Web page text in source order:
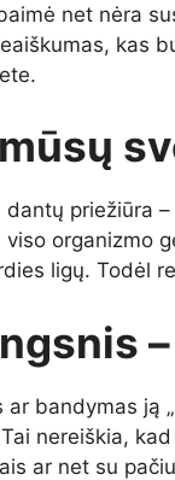
net nėra
kas
priežiūra
organizmo
ligų. Todėl
ar bandymas ją
nereiškia,
ar net su